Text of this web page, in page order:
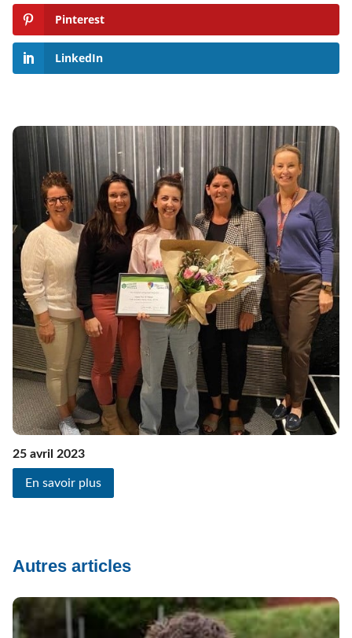
Pinterest
LinkedIn
25 avril 2023
En savoir plus
Autres articles